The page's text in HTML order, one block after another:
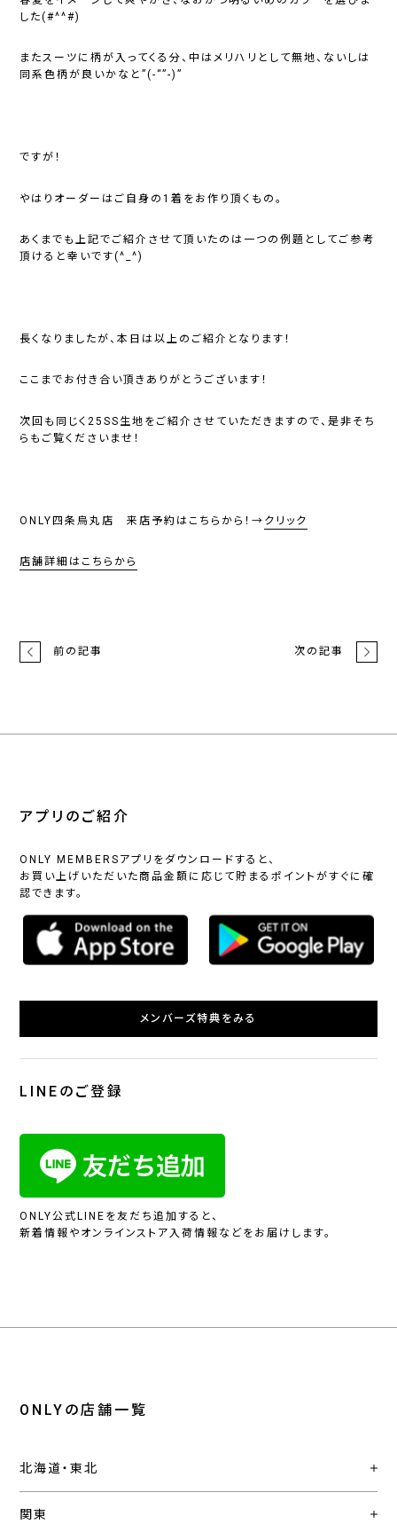
した(#^^#)
またスーツに柄が入ってくる分、中はメリハリとして無地、ないしは
同系色柄が良いかなと”(-“”-)”
ですが！
やはりオーダーはご自身の1着をお作り頂くもの。
あくまでも上記でご紹介させて頂いたのは一つの例題としてご参考
頂けると幸いです(^_^)
長くなりましたが、本日は以上のご紹介となります！
ここまでお付き合い頂きありがとうございます！
次回も同じく25SS生地をご紹介させていただきますので、是非そち
らもご覧くださいませ！
ONLY四条烏丸店 来店予約はこちらから！→ クリック
店舗詳細はこちらから
前の記事 次の記事
アプリのご紹介
ONLY MEMBERSアプリをダウンロードすると、
お買い上げいただいた商品金額に応じて貯まるポイントがすぐに確
認できます。
メンバーズ特典をみる
LINEのご登録
ONLY公式LINEを友だち追加すると、
新着情報やオンラインストア入荷情報などをお届けします。
ONLYの店舗一覧
北海道・東北
関東